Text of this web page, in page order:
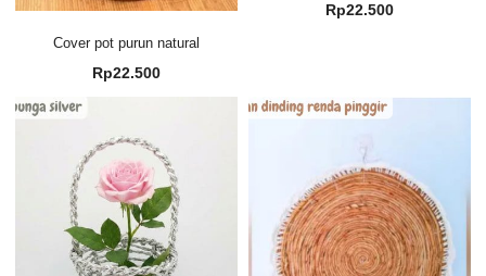
Cover pot purun natural
Rp22.500
Rp22.500